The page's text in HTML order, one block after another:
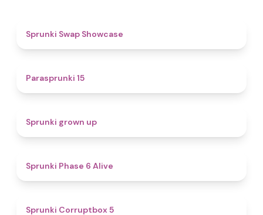
Sprunki Swap Showcase
Parasprunki 15
Sprunki grown up
Sprunki Phase 6 Alive
Sprunki Corruptbox 5